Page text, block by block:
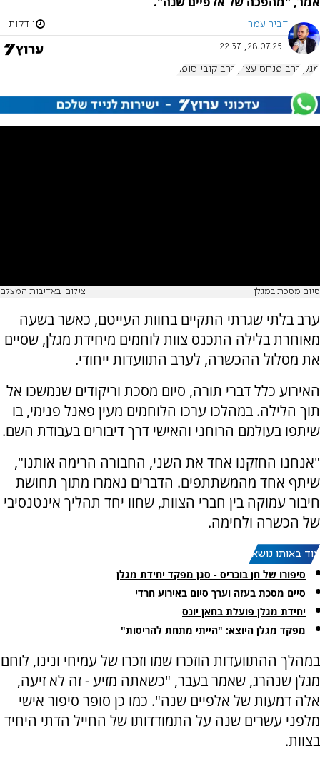
דביר עמר 1 דקות
28.07.25, 22:37
מגלן הרב פנחס עציון הרב קובי סופר
סיום מסכת במגלן צילום: באדיבות המצלם
ערב בלתי שגרתי התקיים בחוות העייטם, כאשר בשעה
מאוחרת בלילה התכנס צוות לוחמים מיחידת מגלן, שסיים
את מסלול ההכשרה, לערב התוועדות ייחודי.
האירוע כלל דברי תורה, סיום מסכת וריקודים שנמשכו אל
תוך הלילה. במהלכו ערכו הלוחמים מעין פאנל פנימי, בו
שיתפו בעולמם הרוחני והאישי דרך דיבורים בעבודת השם.
"אנחנו החזקנו אחד את השני, החבורה הרימה אותנו",
שיתף אחד מהמשתתפים. הדברים נאמרו מתוך תחושת
חיבור עמוקה בין חברי הצוות, שחוו יחד תהליך אינטנסיבי
של הכשרה ולחימה.
עוד באותו נושא:
סיפורו של חן בוכריס - סגן מפקד יחידת מגלן
סיים מסכת בעזה וערך סיום באירוע חרדי
יחידת מגלן פועלת בחאן יונס
מפקד מגלן היוצא: "הייתי מתחת להריסות"
במהלך ההתוועדות הוזכרו שמו וזכרו של עמיחי ונינו, לוחם
מגלן שנהרג, שאמר בעבר, "כשאתה מזיע - זה לא זיעה,
אלה דמעות של אלפיים שנה". כמו כן סופר סיפור אישי
מלפני עשרים שנה על התמודדותו של החייל הדתי היחיד
בצוות.